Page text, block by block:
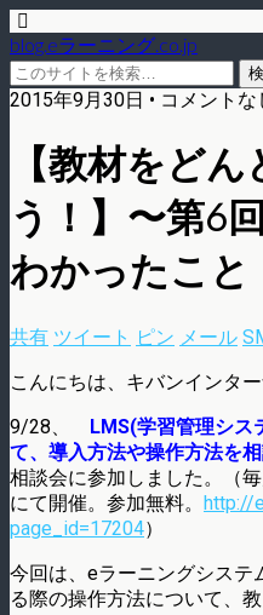
blog.eラーニング.co.jp
2015年9月30日 • コメントな
【教材をど
う！】〜第6
わかったこと
共有 ツイート ピン メール
こんにちは、キバンインタ
9/28、
LMS(学習管理シス
て、導入方法や操作方法を
相談会に参加しました。（
にて開催。参加無料。 http://
page_id=17204）
今回は、eラーニングシステ
る際の操作方法について、